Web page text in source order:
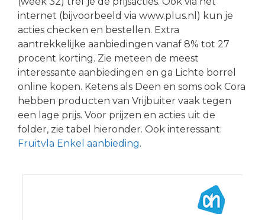
internet (bijvoorbeeld via www.plus.nl) kun je
acties checken en bestellen. Extra
aantrekkelijke aanbiedingen vanaf 8% tot 27
procent korting. Zie meteen de meest
interessante aanbiedingen en ga Lichte borrel
online kopen. Ketens als Deen en soms ook Cora
hebben producten van Vrijbuiter vaak tegen
een lage prijs. Voor prijzen en acties uit de
folder, zie tabel hieronder. Ook interessant:
Fruitvla Enkel aanbieding.